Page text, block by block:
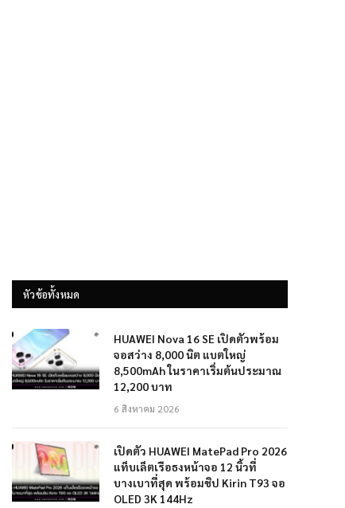
หัวข้อทั้งหมด
HUAWEI Nova 16 SE เปิดตัวพร้อม
จอสว่าง 8,000 นิต แบตใหญ่
8,500mAh ในราคาเริ่มต้นประมาณ
12,200 บาท
6 สิงหาคม 2026
เปิดตัว HUAWEI MatePad Pro 2026
แท็บเล็ตเรือธงหน้าจอ 12 นิ้วที่
บางเบาที่สุด พร้อมชิป Kirin T93 จอ
OLED 3K 144Hz